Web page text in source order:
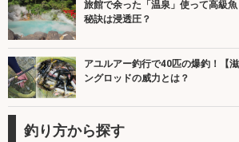
旅館で余った「温泉」使って高級
秘訣は浸透圧？
アユルアー釣行で40匹の爆釣！【
ングロッドの威力とは？
釣り方から探す